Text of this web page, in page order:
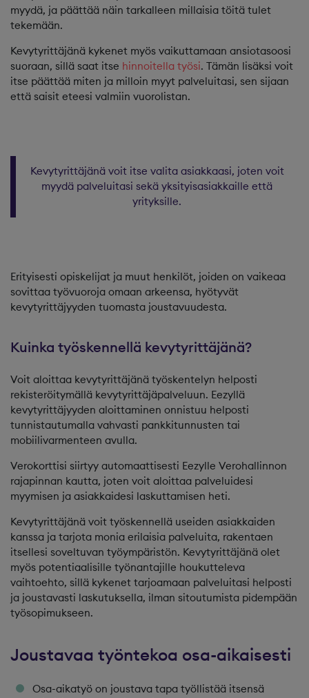
myydä, ja päättää näin tarkalleen millaisia töitä tulet
tekemään.
Kevytyrittäjänä kykenet myös vaikuttamaan ansiotasoosi
suoraan, sillä saat itse hinnoitella työsi. Tämän lisäksi voit
itse päättää miten ja milloin myyt palveluitasi, sen sijaan
että saisit eteesi valmiin vuorolistan.
Kevytyrittäjänä voit itse valita asiakkaasi, joten voit
myydä palveluitasi sekä yksityisasiakkaille että
yrityksille.
Erityisesti opiskelijat ja muut henkilöt, joiden on vaikeaa
sovittaa työvuoroja omaan arkeensa, hyötyvät
kevytyrittäjyyden tuomasta joustavuudesta.
Kuinka työskennellä kevytyrittäjänä?
Voit aloittaa kevytyrittäjänä työskentelyn helposti
rekisteröitymällä kevytyrittäjäpalveluun. Eezyllä
kevytyrittäjyyden aloittaminen onnistuu helposti
tunnistautumalla vahvasti pankkitunnusten tai
mobiilivarmenteen avulla.
Verokorttisi siirtyy automaattisesti Eezylle Verohallinnon
rajapinnan kautta, joten voit aloittaa palveluidesi
myymisen ja asiakkaidesi laskuttamisen heti.
Kevytyrittäjänä voit työskennellä useiden asiakkaiden
kanssa ja tarjota monia erilaisia palveluita, rakentaen
itsellesi soveltuvan työympäristön. Kevytyrittäjänä olet
myös potentiaalisille työnantajille houkutteleva
vaihtoehto, sillä kykenet tarjoamaan palveluitasi helposti
ja joustavasti laskutuksella, ilman sitoutumista pidempään
työsopimukseen.
Joustavaa työntekoa osa-aikaisesti
Osa-aikatyö on joustava tapa työllistää itsensä